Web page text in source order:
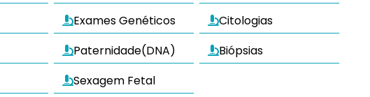
Exames Genéticos
Paternidade(DNA)
Sexagem Fetal
Citologias
Biópsias